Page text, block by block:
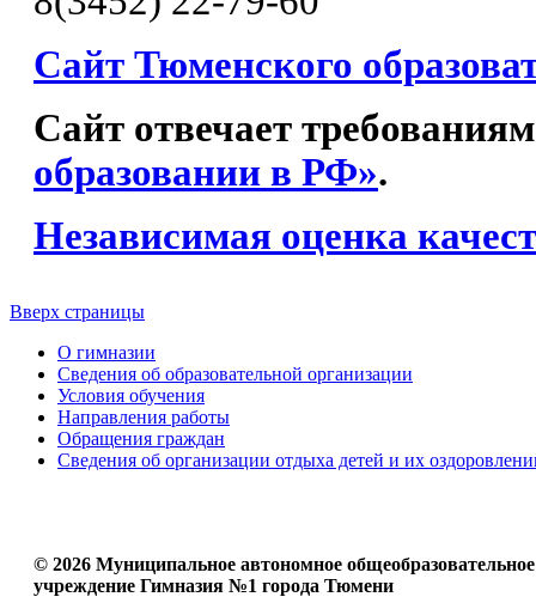
Сайт Тюменского
Сайт отвечает
образовании в РФ».
Независимая оценка
Вверх страницы
О гимназии
Сведения об образовательной организации
Условия обучения
Направления работы
Обращения граждан
Сведения об организации отдыха детей и их
© 2026 Муниципальное автономное общеобразовательное
учреждение Гимназия №1 города Тюмени